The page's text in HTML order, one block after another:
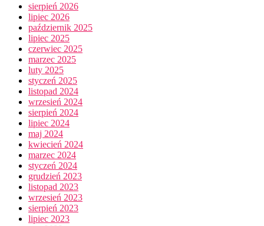
sierpień 2026
lipiec 2026
październik 2025
lipiec 2025
czerwiec 2025
marzec 2025
luty 2025
styczeń 2025
listopad 2024
wrzesień 2024
sierpień 2024
lipiec 2024
maj 2024
kwiecień 2024
marzec 2024
styczeń 2024
grudzień 2023
listopad 2023
wrzesień 2023
sierpień 2023
lipiec 2023